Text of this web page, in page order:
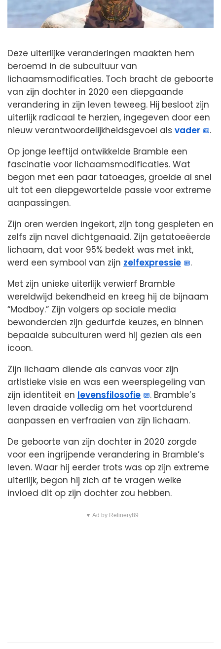
Deze uiterlijke veranderingen maakten hem
beroemd in de subcultuur van
lichaamsmodificaties. Toch bracht de geboorte
van zijn dochter in 2020 een diepgaande
verandering in zijn leven teweeg. Hij besloot zijn
uiterlijk radicaal te herzien, ingegeven door een
nieuw verantwoordelijkheidsgevoel als vader
.
Op jonge leeftijd ontwikkelde Bramble een
fascinatie voor lichaamsmodificaties. Wat
begon met een paar tatoeages, groeide al snel
uit tot een diepgewortelde passie voor extreme
aanpassingen.
Zijn oren werden ingekort, zijn tong gespleten en
zelfs zijn navel dichtgenaaid. Zijn getatoeëerde
lichaam, dat voor 95% bedekt was met inkt,
werd een symbool van zijn zelfexpressie
.
Met zijn unieke uiterlijk verwierf Bramble
wereldwijd bekendheid en kreeg hij de bijnaam
“Modboy.” Zijn volgers op sociale media
bewonderden zijn gedurfde keuzes, en binnen
bepaalde subculturen werd hij gezien als een
icoon.
Zijn lichaam diende als canvas voor zijn
artistieke visie en was een weerspiegeling van
zijn identiteit en levensfilosofie
. Bramble’s
leven draaide volledig om het voortdurend
aanpassen en verfraaien van zijn lichaam.
De geboorte van zijn dochter in 2020 zorgde
voor een ingrijpende verandering in Bramble’s
leven. Waar hij eerder trots was op zijn extreme
uiterlijk, begon hij zich af te vragen welke
invloed dit op zijn dochter zou hebben.
▼ Ad by Refinery89